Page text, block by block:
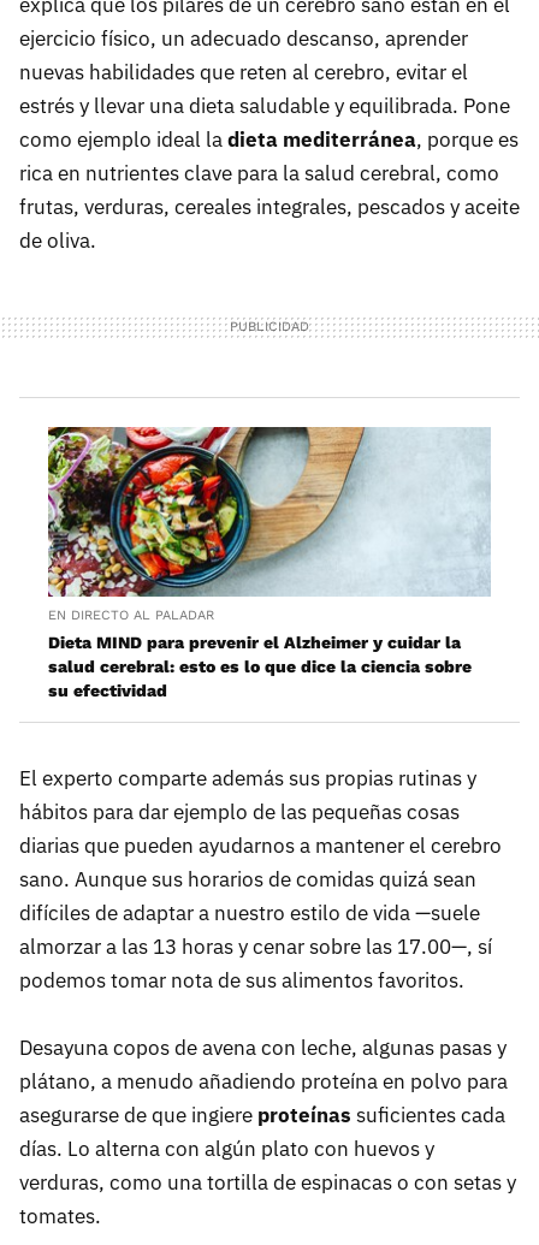
ejercicio físico, un adecuado descanso, aprender
nuevas habilidades que reten al cerebro, evitar el
estrés y llevar una dieta saludable y equilibrada. Pone
como ejemplo ideal ladieta mediterránea, porque es
rica en nutrientes clave para la salud cerebral, como
frutas, verduras, cereales integrales, pescados y aceite
de oliva.
EN DIRECTO AL PALADAR
Dieta MIND para prevenir el Alzheimer y cuidar la
salud cerebral: esto es lo que dice la ciencia sobre
su efectividad
El experto comparte además sus propias rutinas y
hábitos para dar ejemplo de las pequeñas cosas
diarias que pueden ayudarnos a mantener el cerebro
sano. Aunque sus horarios de comidas quizá sean
difíciles de adaptar a nuestro estilo de vida —suele
almorzar a las 13 horas y cenar sobre las 17.00—, sí
podemos tomar nota de sus alimentos favoritos.
Desayuna copos de avena con leche, algunas pasas y
plátano, a menudo añadiendo proteína en polvo para
asegurarse de que ingiere proteínas suficientes cada
días. Lo alterna con algún plato con huevos y
verduras, como una tortilla de espinacas o con setas y
tomates.